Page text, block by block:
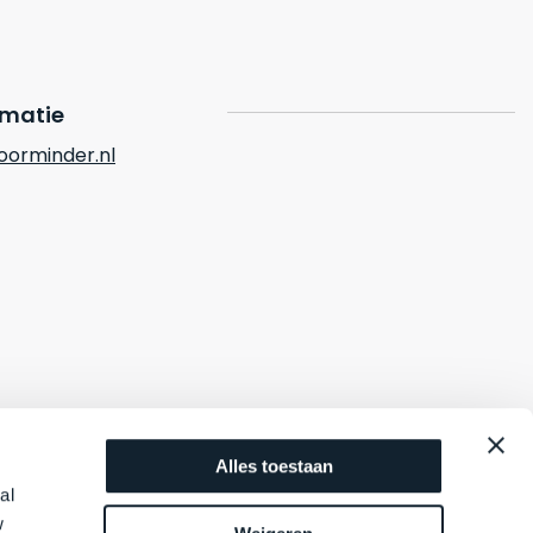
Alles toestaan